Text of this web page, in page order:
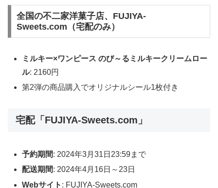
全国の不二家洋菓子店、FUJIYA-
Sweets.com（宅配のみ）
ミルキー×ワンピース のび～るミルキークリームロー
ル: 2160円
第2弾の商品購入でオリジナルシール1枚付き
宅配「FUJIYA-Sweets.com」
予約期間: 2024年3月31日23:59まで
配送期間: 2024年4月16日～23日
Webサイト : FUJIYA-Sweets.com